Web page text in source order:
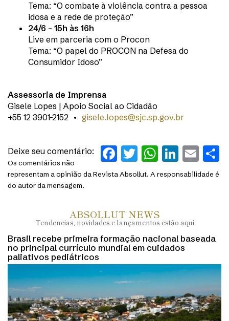
Tema: “O combate à violência contra a pessoa
idosa e a rede de proteção”
24/6 – 15h às 16h
Live em parceria com o Procon
Tema: “O papel do PROCON na Defesa do
Consumidor Idoso”
Assessoria de Imprensa
Gisele Lopes | Apoio Social ao Cidadão
+55 12 3901-2152 • gisele.lopes@sjc.sp.gov.br
Facebook
Twitter
Deixe seu comentário:
Os comentários não
representam a opinião da Revista Absollut. A responsabilidade é
do autor da mensagem.
ABSOLLUT NEWS
Tendencias, novidades e lançamentos estão aqui
Brasil recebe primeira formação nacional baseada
no principal currículo mundial em cuidados
paliativos pediátricos